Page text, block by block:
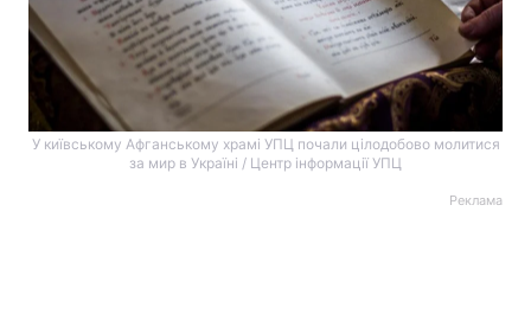
У київському Афганському храмі УПЦ почали цілодобово молитися
за мир в Україні / Центр інформації УПЦ
Реклама